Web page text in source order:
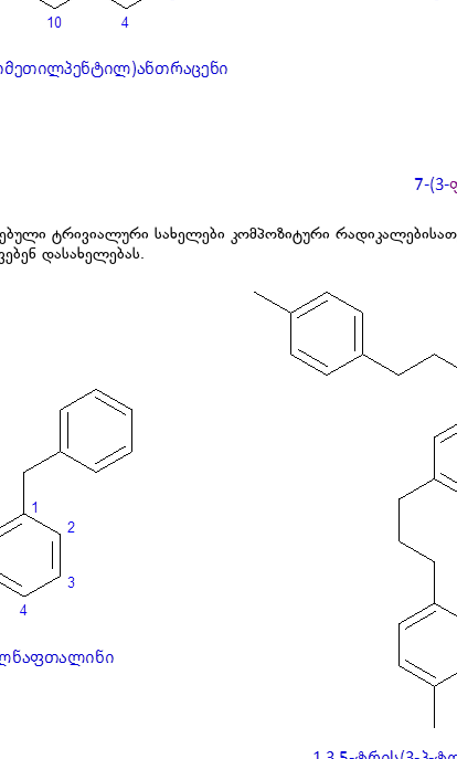
ტრივიალური სახელები კომპოზიტური
დასახელებას.